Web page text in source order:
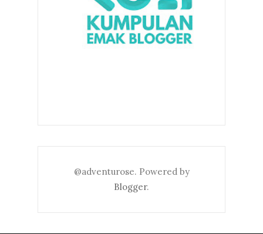
@adventurose. Powered by
Blogger.